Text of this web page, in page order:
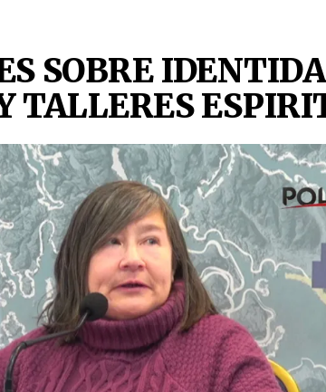
SOBRE
TALLERES